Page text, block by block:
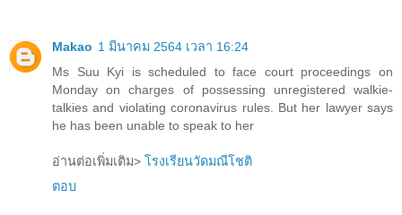
Makao 1 มีนาคม 2564 เวลา 16:24
Ms Suu Kyi is scheduled to face court proceedings on
Monday on charges of possessing unregistered walkie-
talkies and violating coronavirus rules. But her lawyer says
he has been unable to speak to her
อ่านต่อเพิ่มเติม> โรงเรียนวัดมณีโชติ
ตอบ